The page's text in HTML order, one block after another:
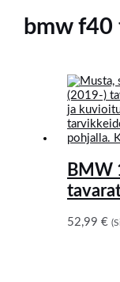
bmw
BMW
52,99€